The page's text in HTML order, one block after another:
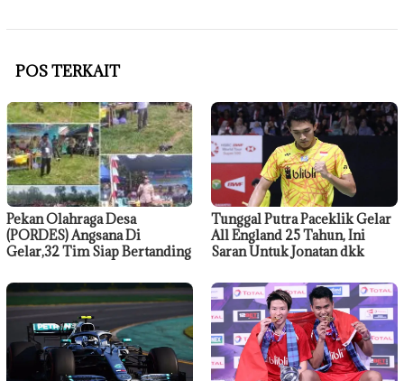
POS TERKAIT
Pekan Olahraga Desa
(PORDES) Angsana Di
Gelar,32 Tim Siap Bertanding
Tunggal Putra Paceklik Gelar
All England 25 Tahun, Ini
Saran Untuk Jonatan dkk